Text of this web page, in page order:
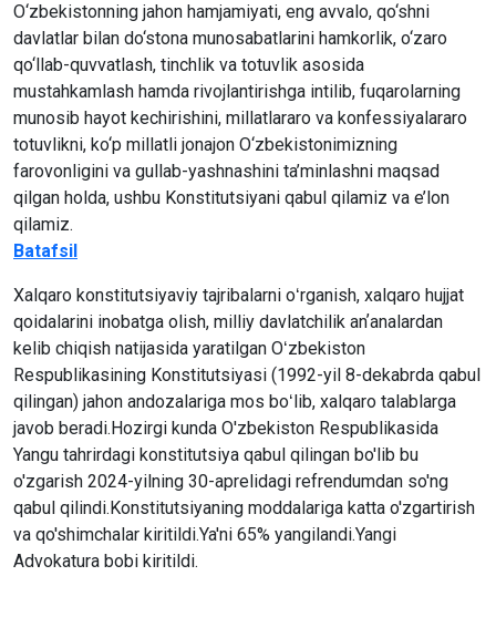
O‘zbekistonning jahon hamjamiyati, eng avvalo, qo‘shni
davlatlar bilan do‘stona munosabatlarini hamkorlik, o‘zaro
qo‘llab-quvvatlash, tinchlik va totuvlik asosida
mustahkamlash hamda rivojlantirishga intilib, fuqarolarning
munosib hayot kechirishini, millatlararo va konfessiyalararo
totuvlikni, ko‘p millatli jonajon O‘zbekistonimizning
farovonligini va gullab-yashnashini ta’minlashni maqsad
qilgan holda, ushbu Konstitutsiyani qabul qilamiz va e’lon
qilamiz.
Batafsil
Xalqaro konstitutsiyaviy tajribalarni oʻrganish, xalqaro hujjat
qoidalarini inobatga olish, milliy davlatchilik anʼanalardan
kelib chiqish natijasida yaratilgan Oʻzbekiston
Respublikasining Konstitutsiyasi (1992-yil 8-dekabrda qabul
qilingan) jahon andozalariga mos boʻlib, xalqaro talablarga
javob beradi.Hozirgi kunda O'zbekiston Respublikasida
Yangu tahrirdagi konstitutsiya qabul qilingan bo'lib bu
o'zgarish 2024-yilning 30-aprelidagi refrendumdan so'ng
qabul qilindi.Konstitutsiyaning moddalariga katta o'zgartirish
va qo'shimchalar kiritildi.Ya'ni 65% yangilandi.Yangi
Advokatura bobi kiritildi.